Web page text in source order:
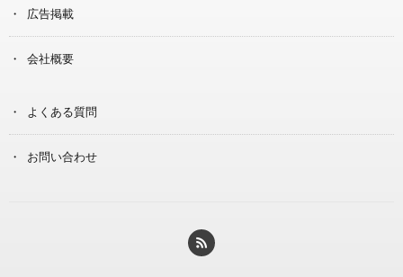
広告掲載
会社概要
よくある質問
お問い合わせ